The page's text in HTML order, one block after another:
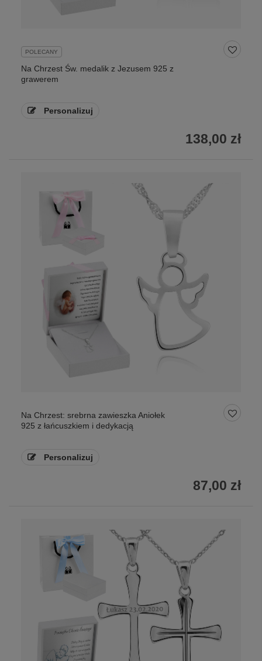
POLECANY
Na Chrzest Św. medalik z Jezusem 925 z
grawerem
Personalizuj
138,00 zł
Na Chrzest: srebrna zawieszka Aniołek
925 z łańcuszkiem i dedykacją
Personalizuj
87,00 zł